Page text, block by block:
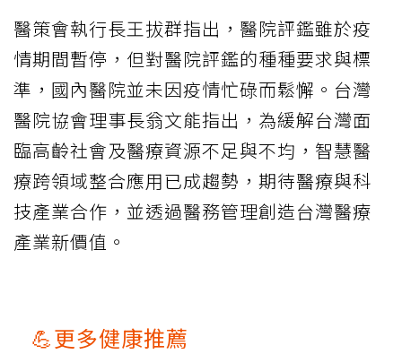
醫策會執行長王拔群指出，醫院評鑑雖於疫
情期間暫停，但對醫院評鑑的種種要求與標
準，國內醫院並未因疫情忙碌而鬆懈。台灣
醫院協會理事長翁文能指出，為緩解台灣面
臨高齡社會及醫療資源不足與不均，智慧醫
療跨領域整合應用已成趨勢，期待醫療與科
技產業合作，並透過醫務管理創造台灣醫療
產業新價值。
💪更多健康推薦